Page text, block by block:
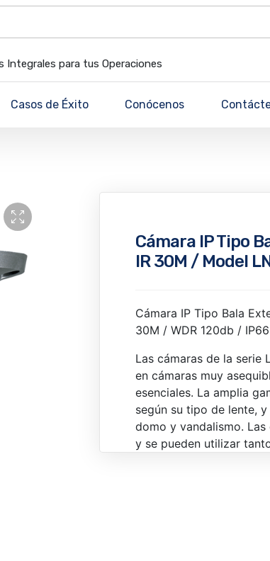
Integrales para tus Operaciones
Casos de Éxito Conócenos
Cámara IP Tipo
IR 30M / Model
Cámara IP Tipo Bala
30M / WDR 120db / IP66
Las cámaras de la serie
en cámaras muy
esenciales. La amplia
según su tipo de lente,
domo y vandalismo.
y se pueden utilizar